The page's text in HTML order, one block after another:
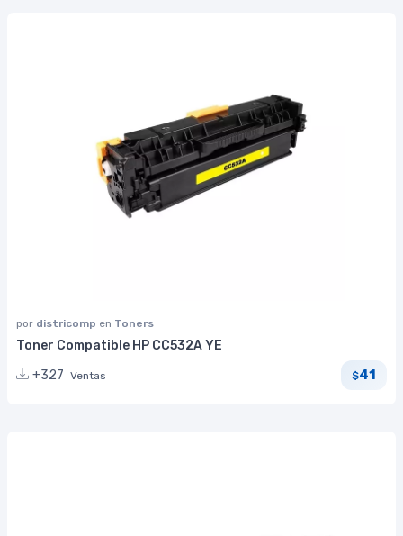
por districomp en Toners
Toner Compatible HP CC532A YE
+327 Ventas $41